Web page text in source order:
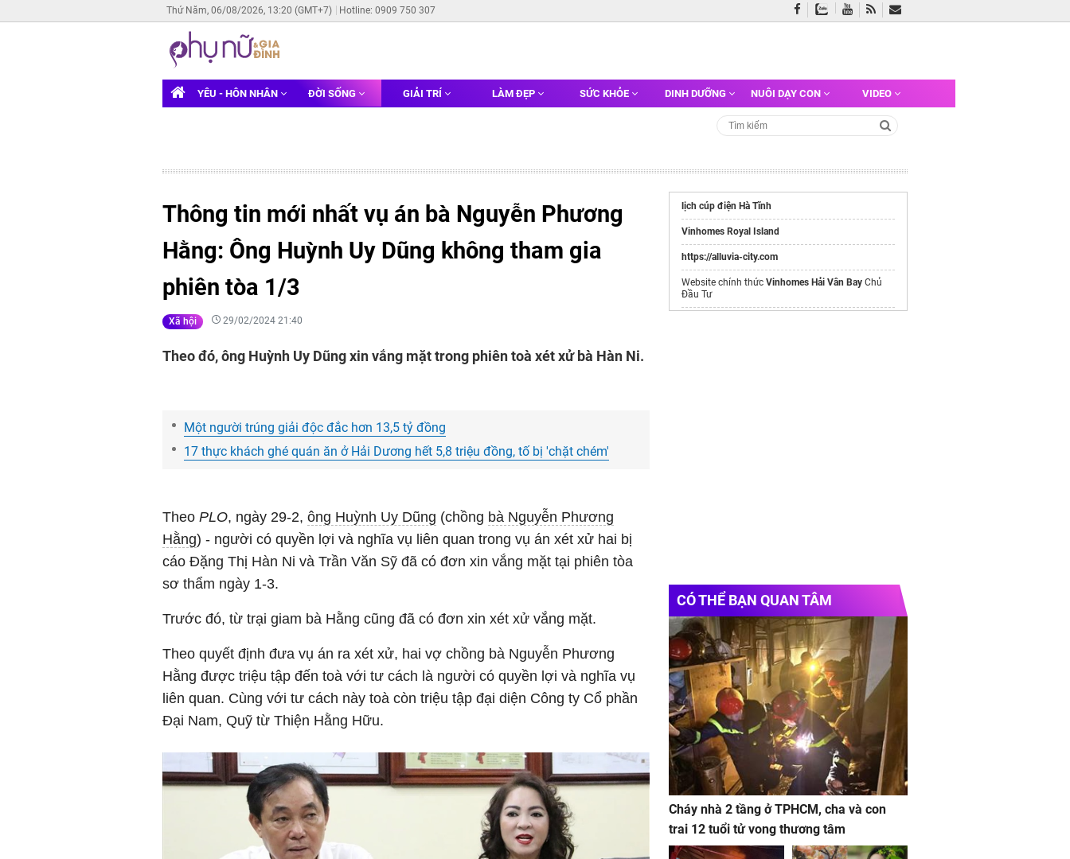
Thứ Năm, 06/08/2026, 13:20 (GMT+7) Hotline: 0909 750 307
YÊU - HÔN NHÂN ĐỜI SỐNG GIẢI TRÍ LÀM ĐẸP SỨC KHỎE DINH DƯỠNG NUÔI DẠY CON VIDEO
Thông tin mới nhất vụ án bà Nguyễn Phương
Hằng: Ông Huỳnh Uy Dũng không tham gia
phiên tòa 1/3
Xã hội 29/02/2024 21:40
Theo đó, ông Huỳnh Uy Dũng xin vắng mặt trong phiên toà xét xử bà Hàn Ni.
Một người trúng giải độc đắc hơn 13,5 tỷ đồng
17 thực khách ghé quán ăn ở Hải Dương hết 5,8 triệu đồng, tố bị 'chặt chém'
Theo PLO, ngày 29-2, ông Huỳnh Uy Dũng (chồng bà Nguyễn Phương
Hằng) - người có quyền lợi và nghĩa vụ liên quan trong vụ án xét xử hai bị
cáo Đặng Thị Hàn Ni và Trần Văn Sỹ đã có đơn xin vắng mặt tại phiên tòa
sơ thẩm ngày 1-3.
Trước đó, từ trại giam bà Hằng cũng đã có đơn xin xét xử vắng mặt.
Theo quyết định đưa vụ án ra xét xử, hai vợ chồng bà Nguyễn Phương
Hằng được triệu tập đến toà với tư cách là người có quyền lợi và nghĩa vụ
liên quan. Cùng với tư cách này toà còn triệu tập đại diện Công ty Cổ phần
Đại Nam, Quỹ từ Thiện Hằng Hữu.
lịch cúp điện Hà Tĩnh
Vinhomes Royal Island
https://alluvia-city.com
Website chính thức Vinhomes Hải Vân Bay Chủ
Đầu Tư
CÓ THỂ BẠN QUAN TÂM
Cháy nhà 2 tầng ở TPHCM, cha và con
trai 12 tuổi tử vong thương tâm